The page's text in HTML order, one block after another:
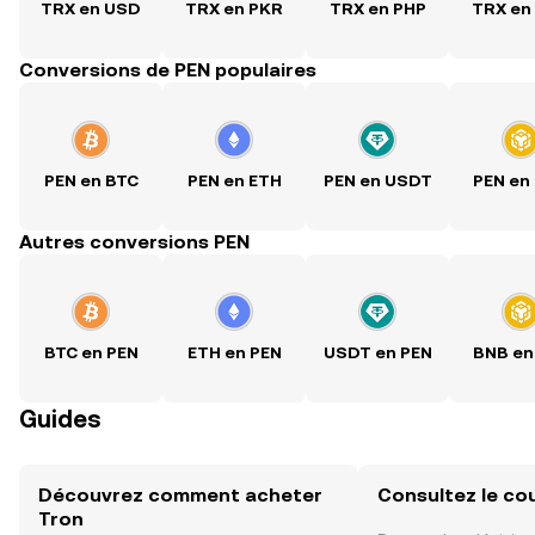
TRX en USD TRX en PKR TRX en PHP TRX en
Conversions de PEN populaires
PEN en BTC PEN en ETH PEN en USDT PEN en
Autres conversions PEN
BTC en PEN ETH en PEN USDT en PEN BNB en
Guides
Découvrez comment acheter
Tron
Consultez le